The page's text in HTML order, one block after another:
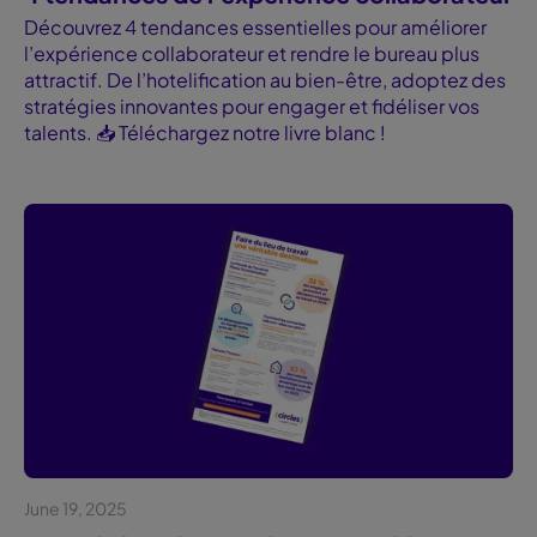
Découvrez 4 tendances essentielles pour améliorer
l’expérience collaborateur et rendre le bureau plus
attractif. De l’hotelification au bien-être, adoptez des
stratégies innovantes pour engager et fidéliser vos
talents. 📥 Téléchargez notre livre blanc !
Infographies
June 19, 2025